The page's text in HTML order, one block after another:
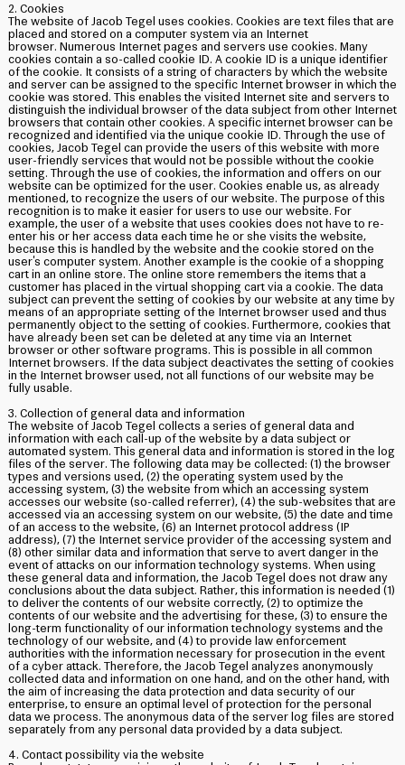
2. Cookies
The website of Jacob Tegel uses cookies. Cookies are text files that are
placed and stored on a computer system via an Internet
browser. Numerous Internet pages and servers use cookies. Many
cookies contain a so-called cookie ID. A cookie ID is a unique identifier
of the cookie. It consists of a string of characters by which the website
and server can be assigned to the specific Internet browser in which the
cookie was stored. This enables the visited Internet site and servers to
distinguish the individual browser of the data subject from other Internet
browsers that contain other cookies. A specific internet browser can be
recognized and identified via the unique cookie ID. Through the use of
cookies, Jacob Tegel can provide the users of this website with more
user-friendly services that would not be possible without the cookie
setting. Through the use of cookies, the information and offers on our
website can be optimized for the user. Cookies enable us, as already
mentioned, to recognize the users of our website. The purpose of this
recognition is to make it easier for users to use our website. For
example, the user of a website that uses cookies does not have to re-
enter his or her access data each time he or she visits the website,
because this is handled by the website and the cookie stored on the
user's computer system. Another example is the cookie of a shopping
cart in an online store. The online store remembers the items that a
customer has placed in the virtual shopping cart via a cookie. The data
subject can prevent the setting of cookies by our website at any time by
means of an appropriate setting of the Internet browser used and thus
permanently object to the setting of cookies. Furthermore, cookies that
have already been set can be deleted at any time via an Internet
browser or other software programs. This is possible in all common
Internet browsers. If the data subject deactivates the setting of cookies
in the Internet browser used, not all functions of our website may be
fully usable.
3. Collection of general data and information
The website of Jacob Tegel collects a series of general data and
information with each call-up of the website by a data subject or
automated system. This general data and information is stored in the log
files of the server. The following data may be collected: (1) the browser
types and versions used, (2) the operating system used by the
accessing system, (3) the website from which an accessing system
accesses our website (so-called referrer), (4) the sub-websites that are
accessed via an accessing system on our website, (5) the date and time
of an access to the website, (6) an Internet protocol address (IP
address), (7) the Internet service provider of the accessing system and
(8) other similar data and information that serve to avert danger in the
event of attacks on our information technology systems. When using
these general data and information, the Jacob Tegel does not draw any
conclusions about the data subject. Rather, this information is needed (1)
to deliver the contents of our website correctly, (2) to optimize the
contents of our website and the advertising for these, (3) to ensure the
long-term functionality of our information technology systems and the
technology of our website, and (4) to provide law enforcement
authorities with the information necessary for prosecution in the event
of a cyber attack. Therefore, the Jacob Tegel analyzes anonymously
collected data and information on one hand, and on the other hand, with
the aim of increasing the data protection and data security of our
enterprise, to ensure an optimal level of protection for the personal
data we process. The anonymous data of the server log files are stored
separately from any personal data provided by a data subject.
4. Contact possibility via the website